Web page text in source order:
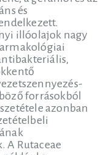
és
illóolajok nagy
forrásokból
azonban
A Rutaceae